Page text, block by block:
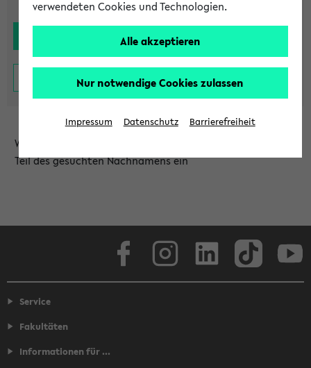
Wählen Sie die Einrichtung aus und/oder geben Sie einen
Teil des gesuchten Nachnamens ein
Service
Fakultäten
Informationen für ...
verwendeten Cookies und Technologien.
Alle akzeptieren
Nur notwendige Cookies zulassen
Impressum Datenschutz Barrierefreiheit